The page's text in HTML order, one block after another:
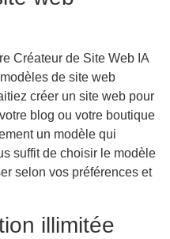
Créateur de Site Web IA
de site web
créer un site web pour
blog ou votre boutique
un modèle qui
suffit de choisir le modèle
selon vos préférences et
illimitée